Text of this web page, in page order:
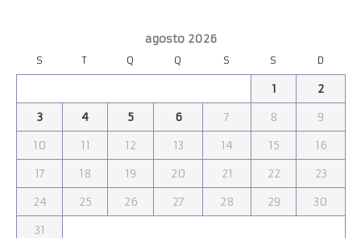
agosto 2026
S T Q Q S S D
1
2
3
4 5 6 7 8
9
10
11 12 13 14 15
16
17
18 19 20 21 22
23
24
25 26 27 28 29
30
31